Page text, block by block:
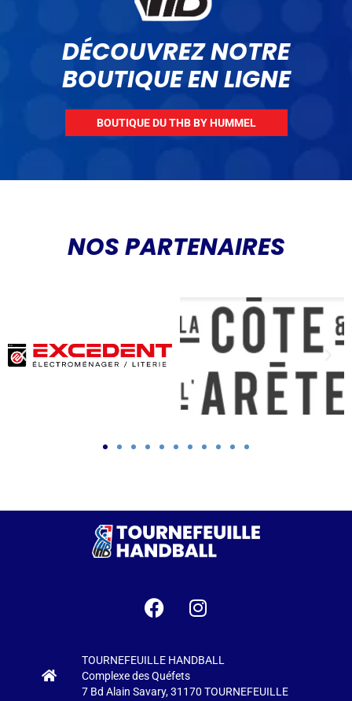
DÉCOUVREZ NOTRE
BOUTIQUE EN LIGNE
BOUTIQUE DU THB BY HUMMEL
NOS PARTENAIRES
TOURNEFEUILLE HANDBALL
Complexe des Quéfets
7 Bd Alain Savary, 31170 TOURNEFEUILLE